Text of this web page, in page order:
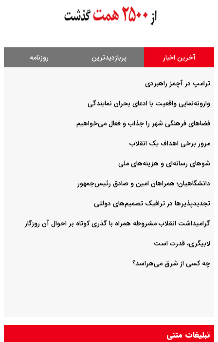
آخرین اخبار پربازدیدترین روزنامه
ترامپ در آچمز راهبردی
وارونه‌نمایی واقعیت با ادعای بحران نمایندگی
فضا‌های فرهنگی شهر را جذاب و فعال می‌‌خواهیم
مرور برخی اهداف یک انقلاب
شوهای رسانه‌ای و هزینه‌های ملی
دانشگاهیان؛ همراهان امین و صادق رئیس‌جمهور
تجدیدپذیرها در ترافیک تصمیم‌های دولتی
گرامیداشت انقلاب مشروطه همراه با گذری کوتاه بر احوال آن روزگار
لابیگری، قدرت است
چه کسی از شرق می‌هراسد؟
تبلیغات متنی